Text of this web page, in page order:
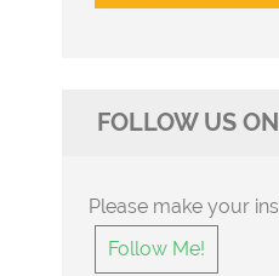
FOLLOW US
Please make your
Follow Me!